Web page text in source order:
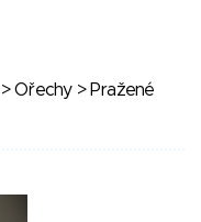
>Ořechy> Pražené